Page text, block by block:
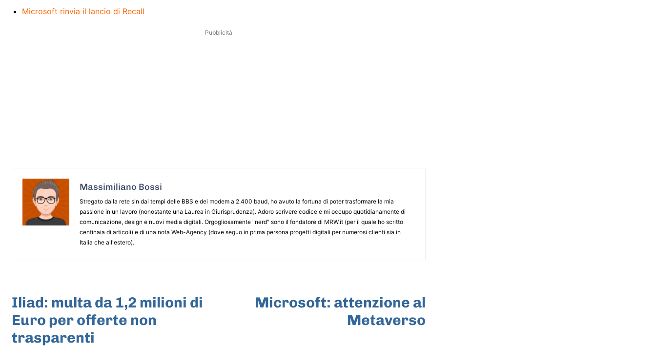
Microsoft rinvia il lancio di Recall
Pubblicità
Massimiliano Bossi
Stregato dalla rete sin dai tempi delle BBS e dei modem a 2.400 baud, ho avuto la fortuna di poter trasformare la mia
passione in un lavoro (nonostante una Laurea in Giurisprudenza). Adoro scrivere codice e mi occupo quotidianamente di
comunicazione, design e nuovi media digitali. Orgogliosamente "nerd" sono il fondatore di MRW.it (per il quale ho scritto
centinaia di articoli) e di una nota Web-Agency (dove seguo in prima persona progetti digitali per numerosi clienti sia in
Italia che all'estero).
Iliad: multa da 1,2 milioni di
Euro per offerte non
trasparenti
Microsoft: attenzione al
Metaverso